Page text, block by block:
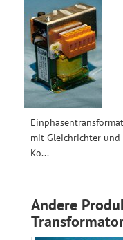
mit Gleichrichter und
Ko...
Andere